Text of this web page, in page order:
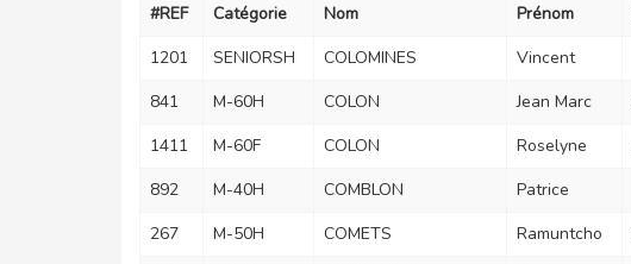
#REF Catégorie Nom Prénom
1201
SENIORSH COLOMINES Vincent
841 M-60H COLON Jean Marc
1411 M-60F COLON Roselyne
892 M-40H COMBLON Patrice
267 M-50H COMETS Ramuntcho